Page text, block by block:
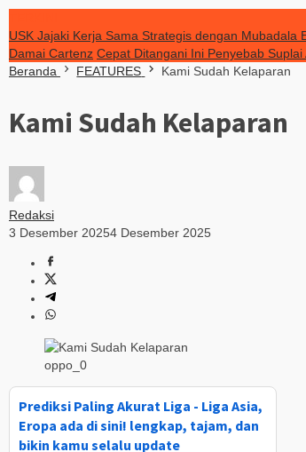
USK Jajaki Kerja Sama Strategis dengan Mubadala
Damai Cartenz Cepat Ditangani Ini Penyebab Suplai
Beranda
FEATURES Kami Sudah Kelaparan
Kami Sudah Kelaparan
Redaksi
3 Desember 20254 Desember 2025
oppo_0
Prediksi Paling Akurat Liga - Liga Asia,
Eropa ada di sini! lengkap, tajam, dan
bikin kamu selalu update